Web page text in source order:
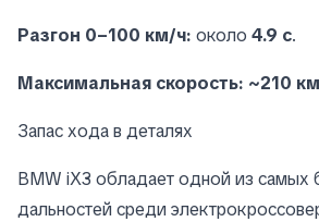
Разгон 0–100 км/ч: около 4.9 с.
Максимальная скорость: ~210
Запас хода в деталях
BMW iX3 обладает одной из самых
дальностей среди